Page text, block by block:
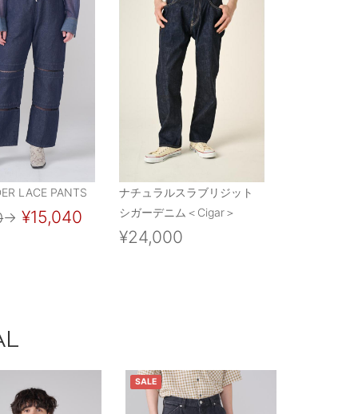
LACE PANTS
→ ¥15,040
ナチュラルスラブリジット
シガーデニム＜Cigar＞
¥24,000
SALE